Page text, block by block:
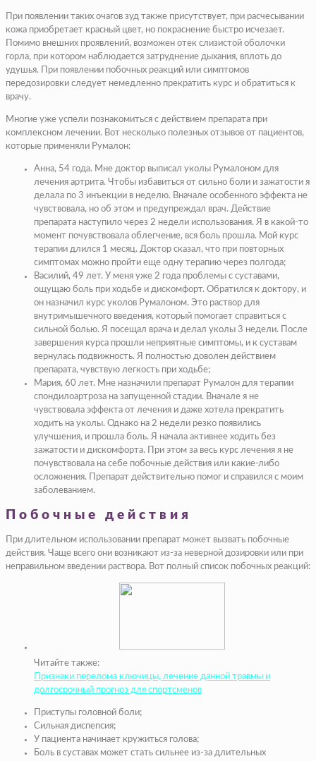
При появлении таких очагов зуд также присутствует, при расчесывании
кожа приобретает красный цвет, но покраснение быстро исчезает.
Помимо внешних проявлений, возможен отек слизистой оболочки
горла, при котором наблюдается затруднение дыхания, вплоть до
удушья. При появлении побочных реакций или симптомов
передозировки следует немедленно прекратить курс и обратиться к
врачу.
Многие уже успели познакомиться с действием препарата при
комплексном лечении. Вот несколько полезных отзывов от пациентов,
которые применяли Румалон:
Анна, 54 года. Мне доктор выписал уколы Румалоном для
лечения артрита. Чтобы избавиться от сильно боли и зажатости я
делала по 3 инъекции в неделю. Вначале особенного эффекта не
чувствовала, но об этом и предупреждал врач. Действие
препарата наступило через 2 недели использования. Я в какой-то
момент почувствовала облегчение, вся боль прошла. Мой курс
терапии длился 1 месяц. Доктор сказал, что при повторных
симптомах можно пройти еще одну терапию через полгода;
Василий, 49 лет. У меня уже 2 года проблемы с суставами,
ощущаю боль при ходьбе и дискомфорт. Обратился к доктору, и
он назначил курс уколов Румалоном. Это раствор для
внутримышечного введения, который помогает справиться с
сильной болью. Я посещал врача и делал уколы 3 недели. После
завершения курса прошли неприятные симптомы, и к суставам
вернулась подвижность. Я полностью доволен действием
препарата, чувствую легкость при ходьбе;
Мария, 60 лет. Мне назначили препарат Румалон для терапии
спондилоартроза на запущенной стадии. Вначале я не
чувствовала эффекта от лечения и даже хотела прекратить
ходить на уколы. Однако на 2 недели резко появились
улучшения, и прошла боль. Я начала активнее ходить без
зажатости и дискомфорта. При этом за весь курс лечения я не
почувствовала на себе побочные действия или какие-либо
осложнения. Препарат действительно помог и справился с моим
заболеванием.
Побочные действия
При длительном использовании препарат может вызвать побочные
действия. Чаще всего они возникают из-за неверной дозировки или при
неправильном введении раствора. Вот полный список побочных реакций:
Читайте также:
Признаки перелома ключицы, лечение данной травмы и
долгосрочный прогноз для спортсменов
Приступы головной боли;
Сильная диспепсия;
У пациента начинает кружиться голова;
Боль в суставах может стать сильнее из-за длительных